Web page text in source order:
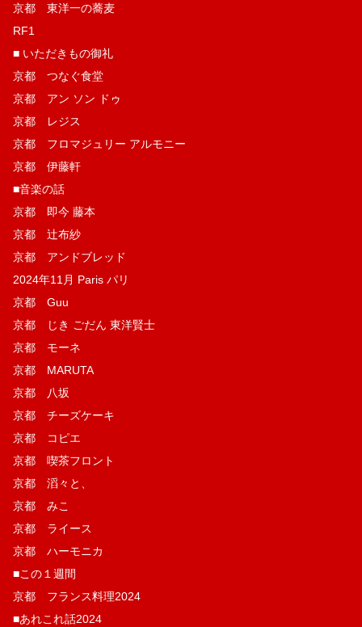
京都 東洋一の蕎麦
RF1
■ いただきもの御礼
京都 つなぐ食堂
京都 アン ソン ドゥ
京都 レジス
京都 フロマジュリー アルモニー
京都 伊藤軒
■音楽の話
京都 即今 藤本
京都 辻布紗
京都 アンドブレッド
2024年11月 Paris パリ
京都 Guu
京都 じき ごだん 東洋賢士
京都 モーネ
京都 MARUTA
京都 八坂
京都 チーズケーキ
京都 コピエ
京都 喫茶フロント
京都 滔々と、
京都 みこ
京都 ライース
京都 ハーモニカ
■この１週間
京都 フランス料理2024
■あれこれ話2024